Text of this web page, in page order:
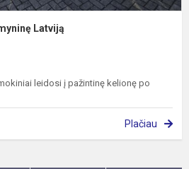
Latviją
leidosi į pažintinę kelionę po
Plačiau